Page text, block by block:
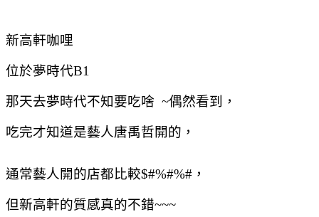
新高軒咖哩
位於夢時代B1
那天去夢時代不知要吃啥 ~偶然看到，
吃完才知道是藝人唐禹哲開的，
通常藝人開的店都比較$#%#%#，
但新高軒的質感真的不錯~~~